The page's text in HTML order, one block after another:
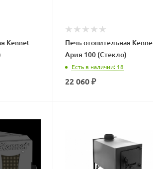
Kennet
Печь отопительная
Ария 100 (Стекло)
Есть в наличии: 18
22 060₽